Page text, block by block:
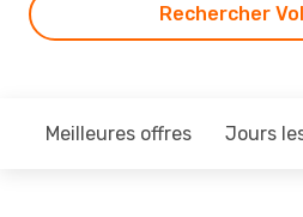
Rechercher
Meilleures offres Jours